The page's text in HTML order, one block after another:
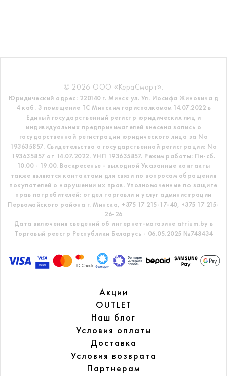
© 2026 ООО «КераСмарт».
Юридический адрес: 220140 г. Минск ул. Ул. Иосифа Жиновича д
4 каб. 3 помещение ТС Минским горисполкомом 14.07.2022 в
Единый государственный регистр юридических лиц и
индивидуальных предпринимателей внесена запись о
государственной регистрации юридического лица за No
193635857. Свидетельство о государственной регистрации: No
193635857 от 14.07.2022. УНП 193635857. Режим работы: Пн-сб.
10.00 - 19.00. Воскресенье - выходной Указанные контакты
также являются контактами для связи по вопросам обращения
покупателей о нарушении их прав. Уполномоченные по защите
прав потребителей: отдел торговли и услуг администрации
Первомайского района г. Минска, +375 17 215-17-40, +375 17 215-
26-26
Дата включения сведений об интернет-магазине atrium.by в
Торговый реестр Республики Беларусь - 06.05.2025 №748434
Акции
OUTLET
Наш блог
Условия оплаты
Доставка
Условия возврата
Партнерам